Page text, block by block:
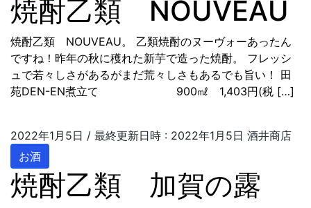
焼酎乙類 NOUVEAU
焼酎乙類 NOUVEAU。 乙類焼酎のヌーヴォーあったん
ですね！昨年の秋に穫れた新芋で造った焼酎。 フレッシ
ュで若々しさがあるがまだ荒々しさもあるでも旨い！ 田
苑DEN-EN煮立て 900㎖ 1,403円(税 […]
2022年1月5日 / 最終更新日時 : 2022年1月5日 酒井商店
お酒
焼酎乙類 加賀の露